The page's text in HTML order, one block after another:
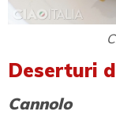
Deserturi
Cannolo